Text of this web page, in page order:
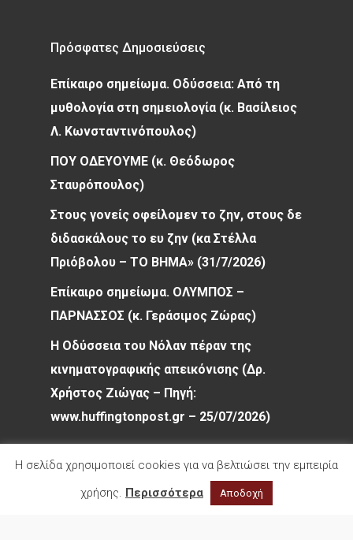
Πρόσφατες Δημοσιεύσεις
Επίκαιρο σημείωμα. Οδύσσεια: Από τη
μυθολογία στη σημειολογία (κ. Βασίλειος
Λ. Κωνσταντινόπουλος)
ΠΟΥ ΟΔΕΥΟΥΜΕ (κ. Θεόδωρος
Σταυρόπουλος)
Στους γονείς οφείλομεν το ζην, στους δε
διδασκάλους το ευ ζην (κα Στέλλα
Πριόβολου – ΤΟ ΒΗΜΑ» (31/7/2026)
Επίκαιρο σημείωμα. ΟΛΥΜΠΟΣ –
ΠΑΡΝΑΣΣΟΣ (κ. Γεράσιμος Ζώρας)
Η Οδύσσεια του Νόλαν πέραν της
κινηματογραφικής απεικόνισης (Δρ.
Χρήστος Ζιώγας – Πηγή:
www.huffingtonpost.gr – 25/07/2026)
© 2026 Φιλολογικός Σύλλογος Παρνασσός. All
Η σελίδα χρησιμοποιεί cookies για να βελτιώσει την εμπειρία
χρήσης. Περισσότερα Αποδοχή